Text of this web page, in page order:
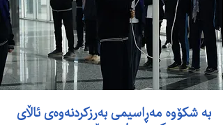
بە شکۆوە مەڕاسیمی بەرزکردنەوەی ئاڵای